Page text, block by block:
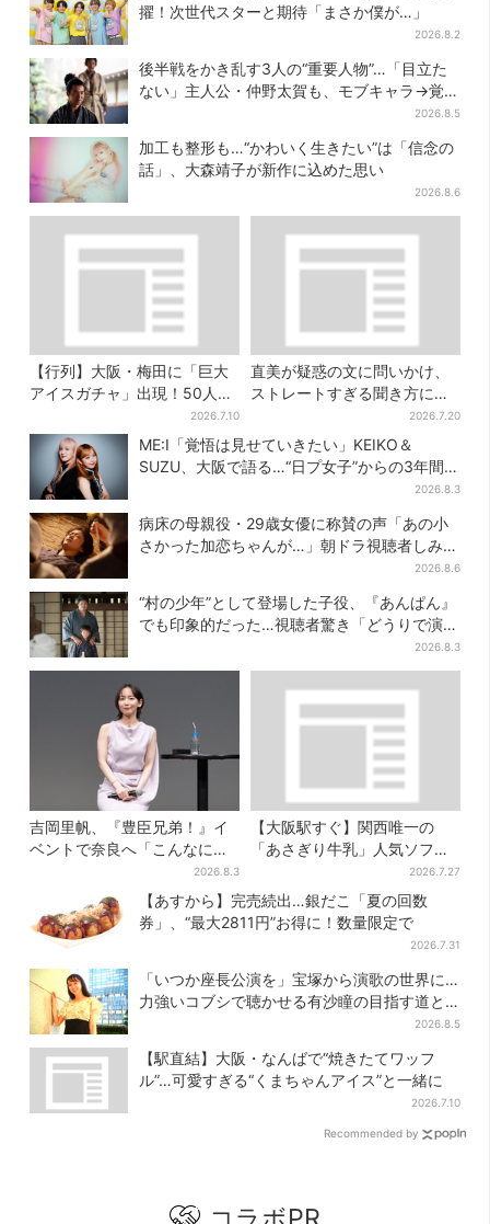
擢！次世代スターと期待「まさか僕が…」
2026.8.2
後半戦をかき乱す3人の“重要人物”…「目立た
ない」主人公・仲野太賀も、モブキャラ→覚醒
2026.8.5
加工も整形も…“かわいく生きたい”は「信念の
話」、大森靖子が新作に込めた思い
2026.8.6
【行列】大阪・梅田に「巨大
アイスガチャ」出現！50人以
上が列…初日は即終了、残る
開催日は？
2026.7.10
直美が疑惑の文に問いかけ、
ストレートすぎる聞き方に視
聴者驚き「ド直球で訊いちゃ
うんだ」
2026.7.20
ME:I「覚悟は見せていきたい」KEIKO＆
SUZU、大阪で語る…“日プ女子”からの3年間
2026.8.3
病床の母親役・29歳女優に称賛の声「あの小
さかった加恋ちゃんが…」朝ドラ視聴者しみじ
2026.8.6
“村の少年”として登場した子役、『あんぱん』
でも印象的だった…視聴者驚き「どうりで演技
2026.8.3
吉岡里帆、『豊臣兄弟！』イ
ベントで奈良へ「こんなに楽
しんでもらえてうれしい」2026.8.3
【大阪駅すぐ】関西唯一の
「あさぎり牛乳」人気ソフト
クリームが進化…ここだけの
新メニューも仲間入り
2026.7.27
【あすから】完売続出…銀だこ「夏の回数
券」、“最大2811円”お得に！数量限定で
2026.7.31
「いつか座長公演を」宝塚から演歌の世界に…
力強いコブシで聴かせる有沙瞳の目指す道と
2026.8.5
【駅直結】大阪・なんばで“焼きたてワッフ
ル”…可愛すぎる“くまちゃんアイス”と一緒に
2026.7.10
Recommended by